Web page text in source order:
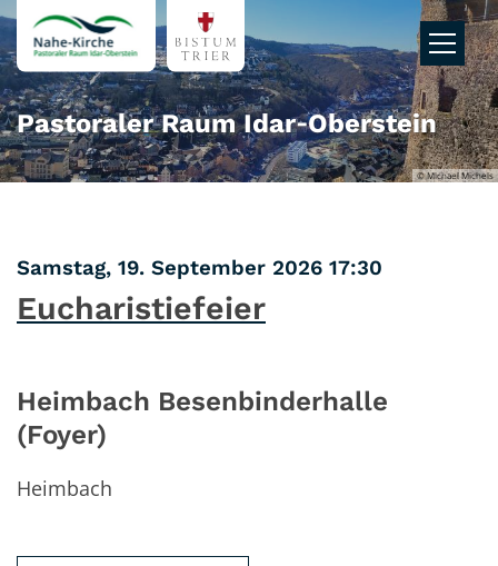
Zum Inhalt springen
© Michael Michels
Pastoraler Raum Idar‑Oberstein
Samstag, 19. September 2026 17:30
Eucharistiefeier
Heimbach Besenbinderhalle
(Foyer)
Heimbach